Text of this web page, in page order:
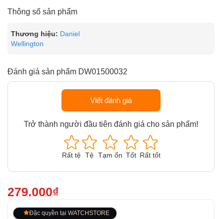
Thông số sản phẩm
Thương hiệu: Daniel
Wellington
Đánh giá sản phẩm DW01500032
Viết đánh giá
Trở thành người đầu tiên đánh giá cho sản phẩm!
Rất tệ Tệ Tạm ổn Tốt Rất tốt
279.000₫
Đặc quyền tại WATCHSTORE